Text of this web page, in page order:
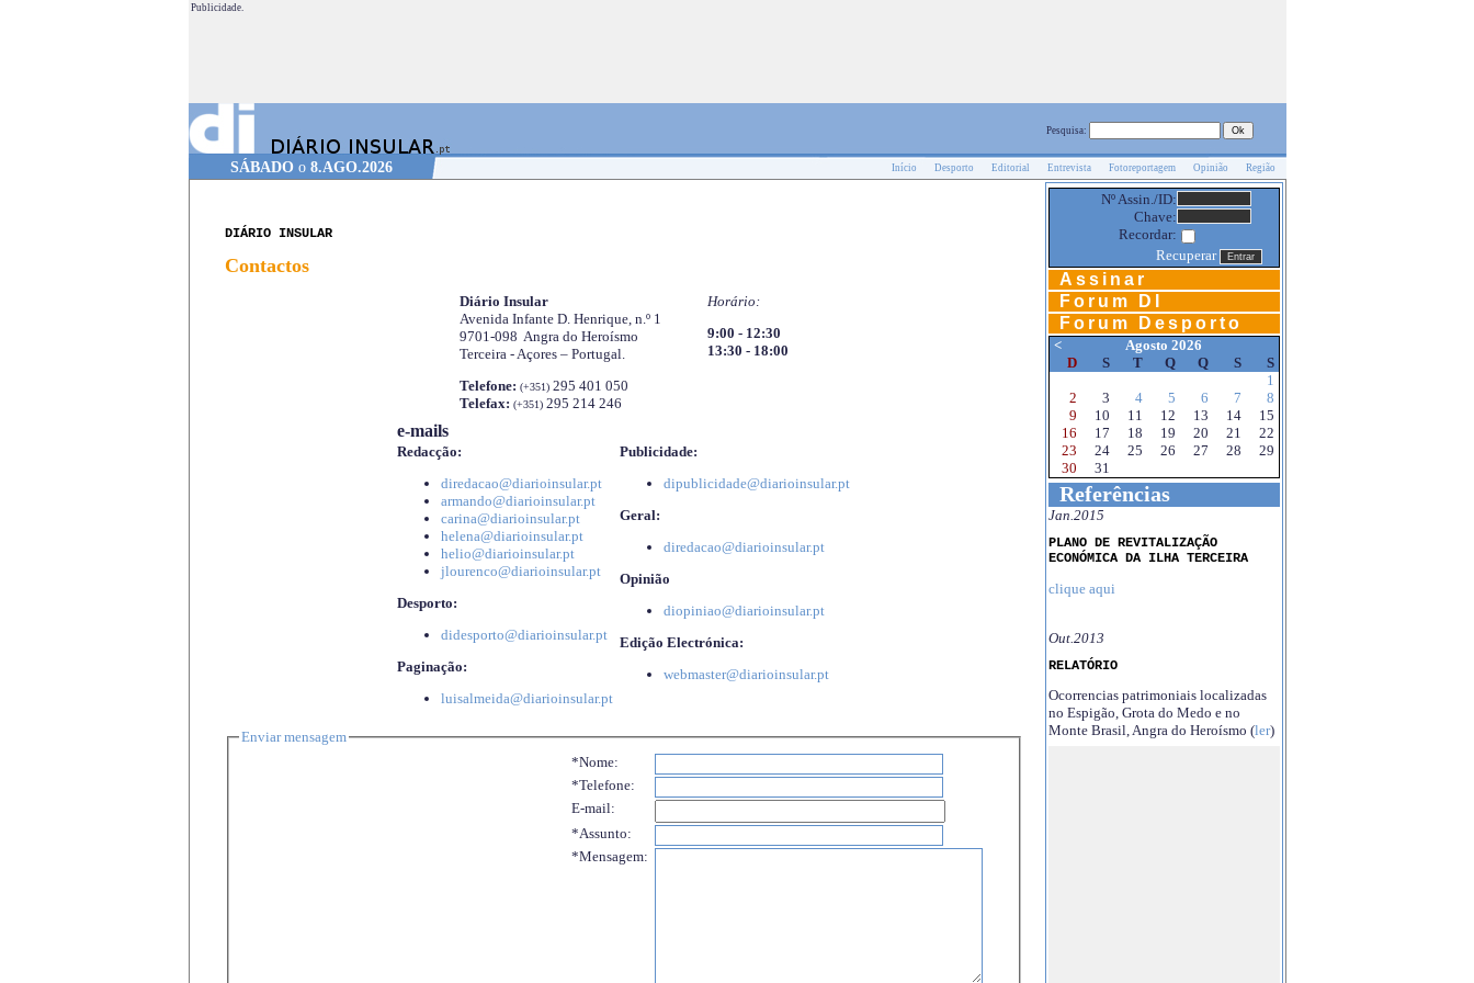
Publicidade.
Pesquisa:
SÁBADO o 8.AGO.2026 Início Desporto Editorial Entrevista Fotoreportagem Opinião Região
DIÁRIO INSULAR
Contactos
Diário Insular
Avenida Infante D. Henrique, n.º 1
9701-098 Angra do Heroísmo
Terceira - Açores – Portugal.
Telefone: (+351)295 401 050
Telefax: (+351)295 214 246
Horário:
9:00 - 12:30
13:30 - 18:00
e-mails
Redacção:
diredacao@diarioinsular.pt
armando@diarioinsular.pt
carina@diarioinsular.pt
helena@diarioinsular.pt
helio@diarioinsular.pt
jlourenco@diarioinsular.pt
Desporto:
didesporto@diarioinsular.pt
Paginação:
luisalmeida@diarioinsular.pt
Publicidade:
dipublicidade@diarioinsular.pt
Geral:
diredacao@diarioinsular.pt
Opinião
diopiniao@diarioinsular.pt
Edição Electrónica:
webmaster@diarioinsular.pt
Enviar mensagem
*Nome:
*Telefone:
E-mail:
*Assunto:
*Mensagem:
Nº Assin./ID:
Chave:
Recordar:
Recuperar
Assinar
Forum DI
Forum Desporto
<
Agosto 2026
D
S T Q Q S
S
1
2
3 4 5 6 7
8
9
10 11 12 13 14
15
16
17 18 19 20 21
22
23
24 25 26 27 28
29
30
31
Referências
Jan.2015
PLANO DE REVITALIZAÇÃO
ECONÓMICA DA ILHA TERCEIRA
clique aqui
Out.2013
RELATÓRIO
Ocorrencias patrimoniais localizadas
no Espigão, Grota do Medo e no
Monte Brasil, Angra do Heroísmo (ler)